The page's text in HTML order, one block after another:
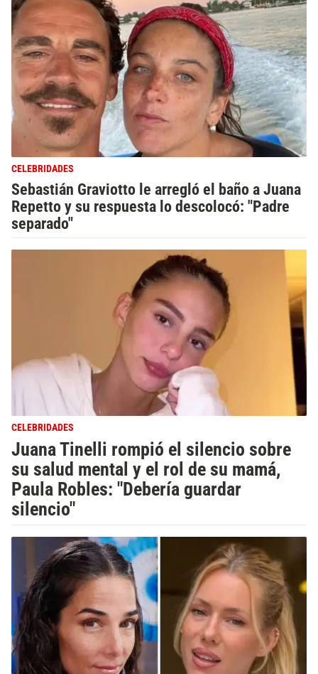
CELEBRIDADES
Sebastián Graviotto le arregló el baño a Juana
Repetto y su respuesta lo descolocó: "Padre
separado"
CELEBRIDADES
Juana Tinelli rompió el silencio sobre
su salud mental y el rol de su mamá,
Paula Robles: "Debería guardar
silencio"